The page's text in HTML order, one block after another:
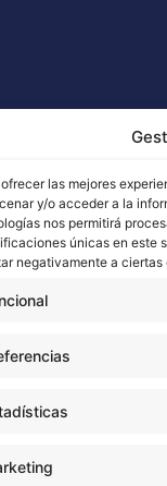
ofrecer las mejores
y/o acceder a la
nos permitirá
únicas en este
negativamente a